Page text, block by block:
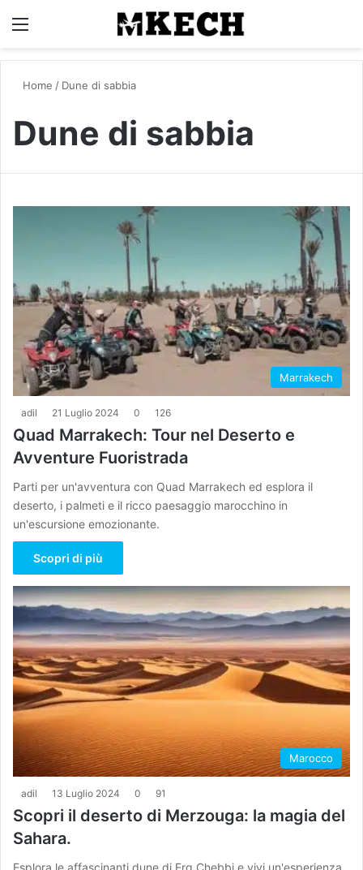
Home / Dune di sabbia
Dune di sabbia
Marrakech
adil 21 Luglio 2024 0 126
Quad Marrakech: Tour nel Deserto e
Avventure Fuoristrada
Parti per un'avventura con Quad Marrakech ed esplora il
deserto, i palmeti e il ricco paesaggio marocchino in
un'escursione emozionante.
Scopri di più
Marocco
adil 13 Luglio 2024 0 91
Scopri il deserto di Merzouga: la magia del
Sahara.
Esplora le affascinanti dune di Erg Chebbi e vivi un'esperienza